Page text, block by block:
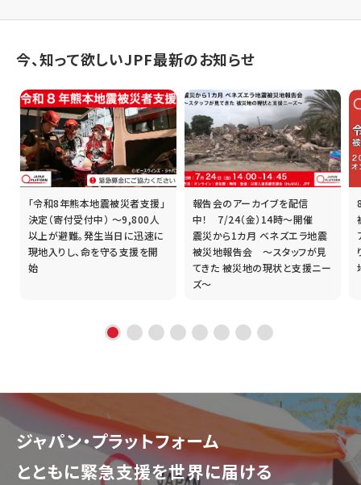
今、知って欲しいJPF最新のお知らせ
「令和8年熊本地震被災者支援」
決定（寄付受付中） ～9,800人
以上が避難。発生当日に迅速に
現地入りし、命を守る支援を開
始
報告会のアーカイブを配信
中！ 7/24（金）14時～開催
震災から1カ月 ベネズエラ地震
被災地報告会 ～スタッフが見
てきた 被災地の現状と支援ニー
ズ～
ジャパン・プラットフォーム
とともに緊急支援を世界に届ける